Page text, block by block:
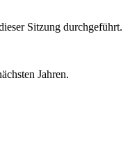
Sitzung durchgeführt.
Jahren.